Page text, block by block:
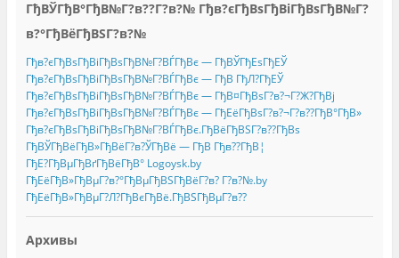
ГђВЎГђВ°ГђВ№Г?в??Г?в?№ Гђв?єГђВѕГђВіГђВѕГђВ№Г?
в?°ГђВёГђВЅГ?в?№
Гђв?єГђВѕГђВіГђВѕГђВ№Г?ВЃГђВє — ГђВЎГђЕѕГђЕЎ
Гђв?єГђВѕГђВіГђВѕГђВ№Г?ВЃГђВє — ГђВ ГђЛ?ГђЕЎ
Гђв?єГђВѕГђВіГђВѕГђВ№Г?ВЃГђВє — ГђВ¤ГђВѕГ?в?¬Г?Ж?ГђВј
Гђв?єГђВѕГђВіГђВѕГђВ№Г?ВЃГђВє — ГђЕёГђВѕГ?в?¬Г?в??ГђВ°ГђВ»
Гђв?єГђВѕГђВіГђВѕГђВ№Г?ВЃГђВє.ГђВёГђВЅГ?в??ГђВѕ
ГђВЎГђВёГђВ»ГђВёГ?в?ЎГђВё — ГђВ Гђв??ГђВ¦
ГђЕ?ГђВµГђВґГђВёГђВ° Logoysk.by
ГђЕёГђВ»ГђВµГ?в?°ГђВµГђВЅГђВёГ?в? Г?в?№.by
ГђЕёГђВ»ГђВµГ?Л?ГђВєГђВё.ГђВЅГђВµГ?в??
Архивы